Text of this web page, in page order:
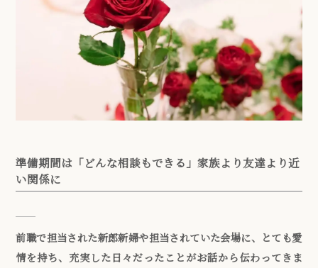
準備期間は「どんな相談もできる」家族より友達より近
い関係に
前職で担当された新郎新婦や担当されていた会場に、とても愛
情を持ち、充実した日々だったことがお話から伝わってきま